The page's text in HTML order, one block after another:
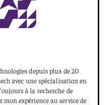
depuis plus de 20
avec une spécialisation en
à la recherche de
expérience au service de